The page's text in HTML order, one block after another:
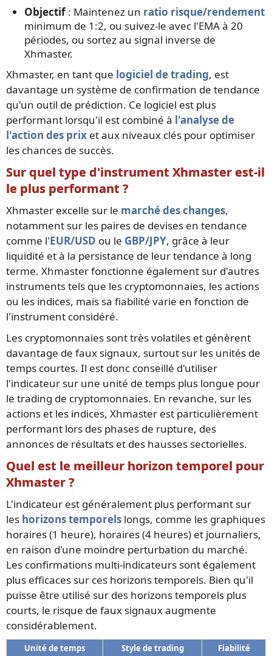
Objectif: Maintenez un ratio risque/rendement
minimum de 1:2, ou suivez-le avec l'EMA à 20
périodes, ou sortez au signal inverse de
Xhmaster.
Xhmaster, en tant que logiciel de trading, est
davantage un système de confirmation de tendance
qu'un outil de prédiction. Ce logiciel est plus
performant lorsqu'il est combiné à l'analyse de
l'action des prix et aux niveaux clés pour optimiser
les chances de succès.
Sur quel type d'instrument Xhmaster est-il
le plus performant ?
Xhmaster excelle sur le marché des changes,
notamment sur les paires de devises en tendance
comme l'EUR/USD ou le GBP/JPY, grâce à leur
liquidité et à la persistance de leur tendance à long
terme. Xhmaster fonctionne également sur d'autres
instruments tels que les cryptomonnaies, les actions
ou les indices, mais sa fiabilité varie en fonction de
l'instrument considéré.
Les cryptomonnaies sont très volatiles et génèrent
davantage de faux signaux, surtout sur les unités de
temps courtes. Il est donc conseillé d'utiliser
l'indicateur sur une unité de temps plus longue pour
le trading de cryptomonnaies. En revanche, sur les
actions et les indices, Xhmaster est particulièrement
performant lors des phases de rupture, des
annonces de résultats et des hausses sectorielles.
Quel est le meilleur horizon temporel pour
Xhmaster ?
L'indicateur est généralement plus performant sur
les horizons temporels longs, comme les graphiques
horaires (1 heure), horaires (4 heures) et journaliers,
en raison d'une moindre perturbation du marché.
Les confirmations multi-indicateurs sont également
plus efficaces sur ces horizons temporels. Bien qu'il
puisse être utilisé sur des horizons temporels plus
courts, le risque de faux signaux augmente
considérablement.
Unité de temps Style de trading
Fiabilité